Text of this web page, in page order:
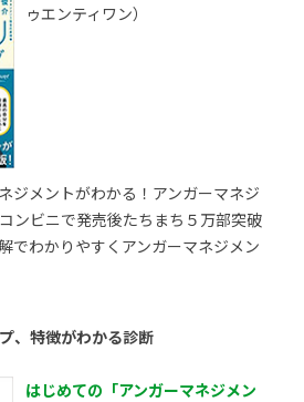
ゥエンティワン）
ジメントがわかる！アンガーマネジ
ンビニで発売後たちまち５万部突破
でわかりやすくアンガーマネジメン
、特徴がわかる診断
はじめての「アンガーマネジメン